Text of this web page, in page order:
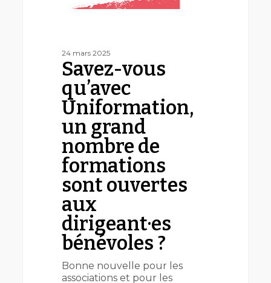
bénévoles24 mars 2025
Savez-vous
qu’avec
Uniformation,
un grand
nombre de
formations
sont ouvertes
aux
dirigeant·es
bénévoles ?
Bonne nouvelle pour les
associations et pour les